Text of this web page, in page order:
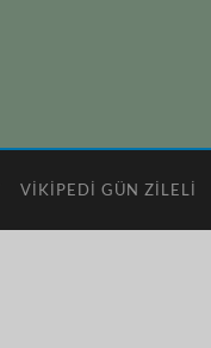
VIKIPEDI GÜN ZILELI